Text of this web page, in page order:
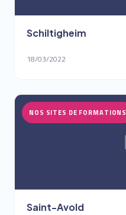
Schiltigheim
18/03/2022
NOS SITES DE FORMATIONS
Saint-Avold